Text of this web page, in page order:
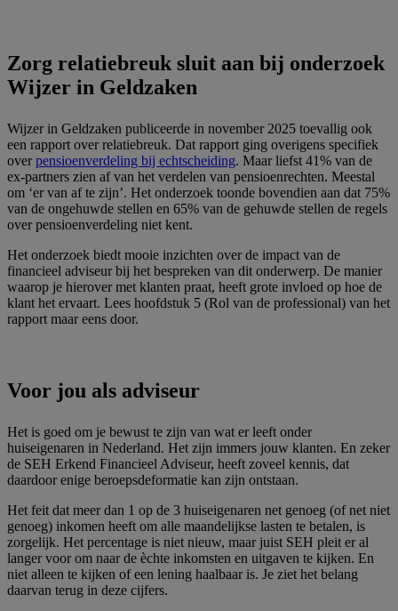
Zorg relatiebreuk sluit aan bij onderzoek
Wijzer in Geldzaken
Wijzer in Geldzaken publiceerde in november 2025 toevallig ook
een rapport over relatiebreuk. Dat rapport ging overigens specifiek
over pensioenverdeling bij echtscheiding. Maar liefst 41% van de
ex-partners zien af van het verdelen van pensioenrechten. Meestal
om ‘er van af te zijn’. Het onderzoek toonde bovendien aan dat 75%
van de ongehuwde stellen en 65% van de gehuwde stellen de regels
over pensioenverdeling niet kent.
Het onderzoek biedt mooie inzichten over de impact van de
financieel adviseur bij het bespreken van dit onderwerp. De manier
waarop je hierover met klanten praat, heeft grote invloed op hoe de
klant het ervaart. Lees hoofdstuk 5 (Rol van de professional) van het
rapport maar eens door.
Voor jou als adviseur
Het is goed om je bewust te zijn van wat er leeft onder
huiseigenaren in Nederland. Het zijn immers jouw klanten. En zeker
de SEH Erkend Financieel Adviseur, heeft zoveel kennis, dat
daardoor enige beroepsdeformatie kan zijn ontstaan.
Het feit dat meer dan 1 op de 3 huiseigenaren net genoeg (of net niet
genoeg) inkomen heeft om alle maandelijkse lasten te betalen, is
zorgelijk. Het percentage is niet nieuw, maar juist SEH pleit er al
langer voor om naar de èchte inkomsten en uitgaven te kijken. En
niet alleen te kijken of een lening haalbaar is. Je ziet het belang
daarvan terug in deze cijfers.